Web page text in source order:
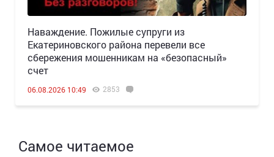
Наваждение. Пожилые супруги из
Екатериновского района перевели все
сбережения мошенникам на «безопасный»
счет
06.08.2026 10:49 2853
Самое читаемое